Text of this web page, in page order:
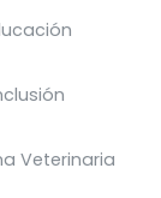
Veterinaria